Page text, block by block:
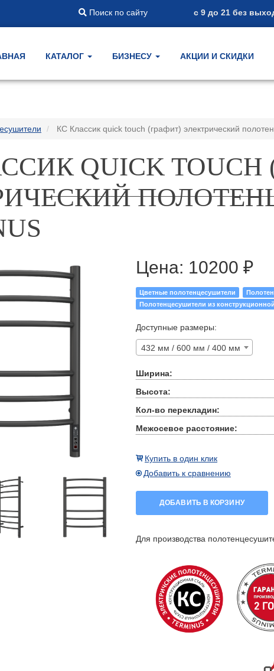
Поиск по сайту с 9 до 21 без
КАТАЛОГ БИЗНЕСУ АКЦИИ И СКИДКИ
КС Классик quick touch (графит) электрический
QUICK TOUCH
Цена: 10200 ₽
Цветные полотенцесушители
Полотенцесушители из
Доступные размеры:
432 мм / 600 мм / 400 мм
Ширина:
Высота:
Кол-во перекладин:
Межосевое расстояние:
Купить в один клик
Добавить к сравнению
ДОБАВИТЬ В КОРЗИНУ
Для производства